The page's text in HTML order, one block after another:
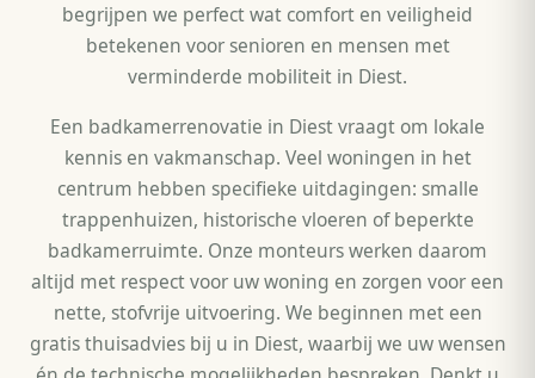
begrijpen we perfect wat comfort en veiligheid
betekenen voor senioren en mensen met
verminderde mobiliteit in Diest.
Een badkamerrenovatie in Diest vraagt om lokale
kennis en vakmanschap. Veel woningen in het
centrum hebben specifieke uitdagingen: smalle
trappenhuizen, historische vloeren of beperkte
badkamerruimte. Onze monteurs werken daarom
altijd met respect voor uw woning en zorgen voor een
nette, stofvrije uitvoering. We beginnen met een
gratis thuisadvies bij u in Diest, waarbij we uw wensen